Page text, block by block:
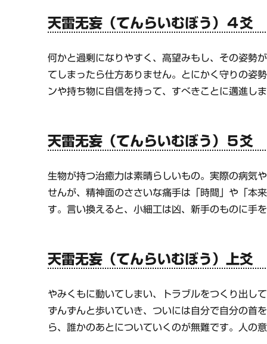
天雷无妄（てんらいむぼう）４爻
何かと過剰になりやすく、高望みもし、その姿勢
てしまったら仕方ありません。とにかく守りの姿
ンや持ち物に自信を持って、すべきことに邁進し
天雷无妄（てんらいむぼう）５爻
生物が持つ治癒力は素晴らしいもの。実際の病気
せんが、精神面のささいな痛手は「時間」や「本
す。言い換えると、小細工は凶、新手のものに手
天雷无妄（てんらいむぼう）上爻
やみくもに動いてしまい、トラブルをつくり出し
ずんずんと歩いていき、ついには自分で自分の首
ら、誰かのあとについていくのが無難です。人の